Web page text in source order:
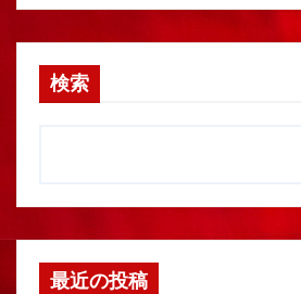
検索
最近の投稿